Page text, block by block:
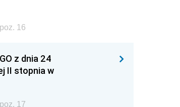
16
z dnia 24
II stopnia w
17